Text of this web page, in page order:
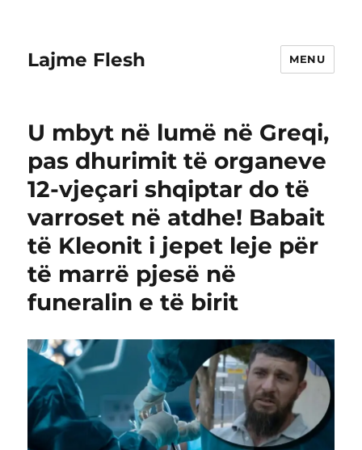
Lajme Flesh MENU
U mbyt në lumë në Greqi,
pas dhurimit të organeve
12-vjeçari shqiptar do të
varroset në atdhe! Babait
të Kleonit i jepet leje për
të marrë pjesë në
funeralin e të birit